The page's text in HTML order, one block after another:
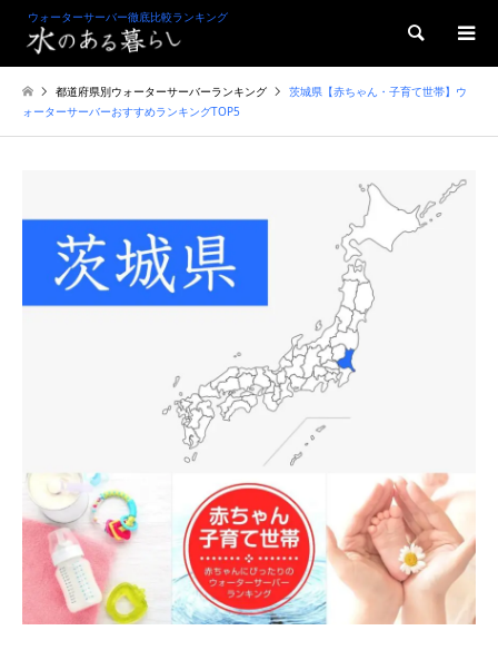
ウォーターサーバー徹底比較ランキング
検索
都道府県別ウォーターサーバーランキング
茨城県【赤ちゃん・子育て世帯】ウ
ォーターサーバーおすすめランキングTOP5